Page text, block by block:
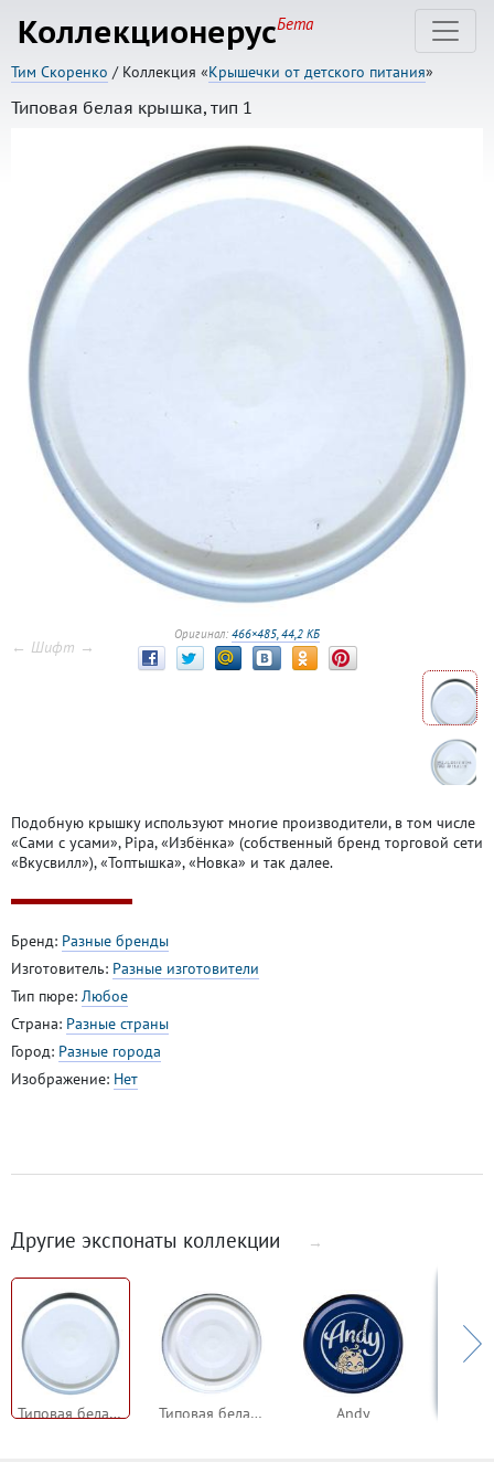
КоллекционерусБета
Тим Скоренко / Коллекция «Крышечки от детского питания»
Типовая белая крышка, тип 1
Оригинал: 466×485, 44,2 КБ
← Шифт →
Подобную крышку используют многие производители, в том числе
«Сами с усами», Pipa, «Избёнка» (собственный бренд торговой сети
«Вкусвилл»), «Топтышка», «Новка» и так далее.
Бренд: Разные бренды
Изготовитель: Разные изготовители
Тип пюре: Любое
Страна: Разные страны
Город: Разные города
Изображение: Нет
Другие экспонаты коллекции →
Типовая белая крышка, тип 1 Типовая белая крышка, тип 2 Andy